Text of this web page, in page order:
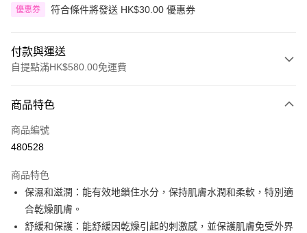
優惠券 符合條件將發送 HK$30.00 優惠券
付款與運送
自提點滿HK$580.00免運費
信用卡
Apple Pay
AlipayHK
PayMe
商品特色
商品編號
480528
商品特色
保濕和滋潤：能有效地鎖住水分，保持肌膚水潤和柔軟，特別適
合乾燥肌膚。
舒緩和保護：能舒緩因乾燥引起的刺激感，並保護肌膚免受外界